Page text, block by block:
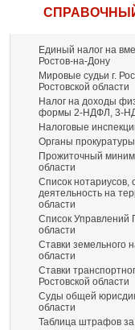
Единый налог на
Ростов-на-Дону
Мировые судьи г.
Ростовской области
Налог на доходы
формы 2-НДФЛ, 3-
Налоговые
Органы
Прожиточный
области
Список
деятельность на
области
Список Управлений
области
Ставки земельного
области
Ставки
Ростовской области
Суды общей
области
Таблица штрафов